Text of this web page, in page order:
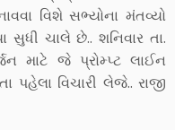
વિશે સભ્યોના મંતવ્યો
સુધી ચાલે છે.. શનિવાર તા.
માટે જે પ્રોમ્પ્ટ લાઈન
પહેલા વિચારી લેજે.. રાજી